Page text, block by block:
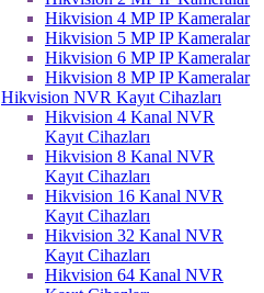
Hikvision 4 MP IP Kameralar
Hikvision 5 MP IP Kameralar
Hikvision 6 MP IP Kameralar
Hikvision 8 MP IP Kameralar
Hikvision NVR Kayıt Cihazları
Hikvision 4 Kanal NVR
Kayıt Cihazları
Hikvision 8 Kanal NVR
Kayıt Cihazları
Hikvision 16 Kanal NVR
Kayıt Cihazları
Hikvision 32 Kanal NVR
Kayıt Cihazları
Hikvision 64 Kanal NVR